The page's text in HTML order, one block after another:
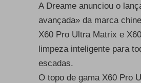
A Dreame anunciou o
avançada» da marca
X60 Pro Ultra Matrix e
limpeza inteligente para
escadas.
O topo de gama X60 Pro